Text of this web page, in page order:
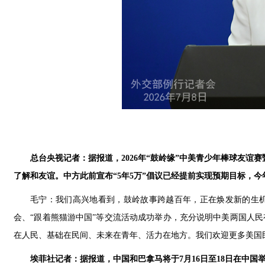
总台央视记者：据报道，2026年“鼓岭缘”中美青少年棒球友谊
了解和友谊。中方此前宣布“5年5万”倡议已经提前实现预期目标，
毛宁：我们高兴地看到，鼓岭故事跨越百年，正在焕发新的
会、“跟着熊猫游中国”等交流活动成功举办，充分说明中美两国人
在人民、基础在民间、未来在青年、活力在地方。我们欢迎更多美
埃菲社记者：据报道，中国和巴拿马将于7月16日至18日在中